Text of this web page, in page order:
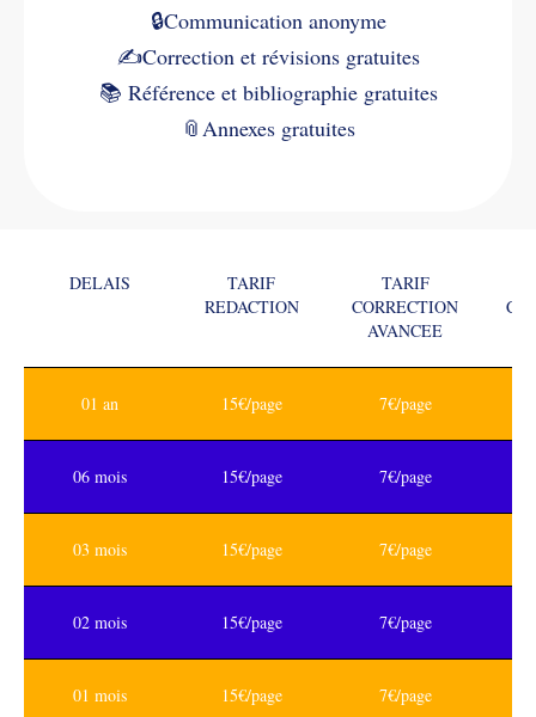
🔒Communication anonyme
✍️Correction et révisions gratuites
📚 Référence et bibliographie gratuites
📎 Annexes gratuites
DELAIS
TARIF
REDACTION
TARIF
CORRECTION
AVANCEE
01 an 15€/page 7€/page
06 mois 15€/page 7€/page
03 mois 15€/page 7€/page
02 mois 15€/page 7€/page
01 mois 15€/page 7€/page